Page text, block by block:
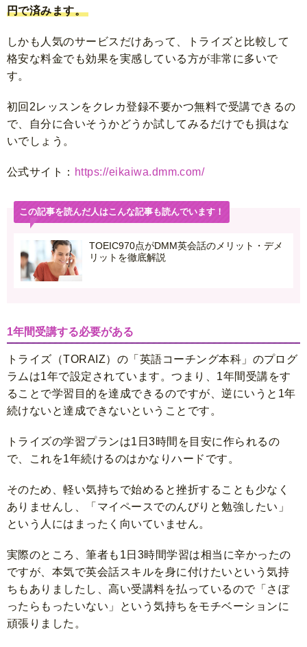
円で済みます。
しかも人気のサービスだけあって、トライズと比較して
格安な料金でも効果を実感している方が非常に多いで
す。
初回2レッスンをクレカ登録不要かつ無料で受講できるの
で、自分に合いそうかどうか試してみるだけでも損はな
いでしょう。
公式サイト： https://eikaiwa.dmm.com/
この記事を読んだ人はこんな記事も読んでいます！
TOEIC970点がDMM英会話のメリット・デメ
リットを徹底解説
1年間受講する必要がある
トライズ（TORAIZ）の「英語コーチング本科」のプログ
ラムは1年で設定されています。つまり、1年間受講をす
ることで学習目的を達成できるのですが、逆にいうと1年
続けないと達成できないということです。
トライズの学習プランは1日3時間を目安に作られるの
で、これを1年続けるのはかなりハードです。
そのため、軽い気持ちで始めると挫折することも少なく
ありませんし、「マイペースでのんびりと勉強したい」
という人にはまったく向いていません。
実際のところ、筆者も1日3時間学習は相当に辛かったの
ですが、本気で英会話スキルを身に付けたいという気持
ちもありましたし、高い受講料を払っているので「さぼ
ったらもったいない」という気持ちをモチベーションに
頑張りました。